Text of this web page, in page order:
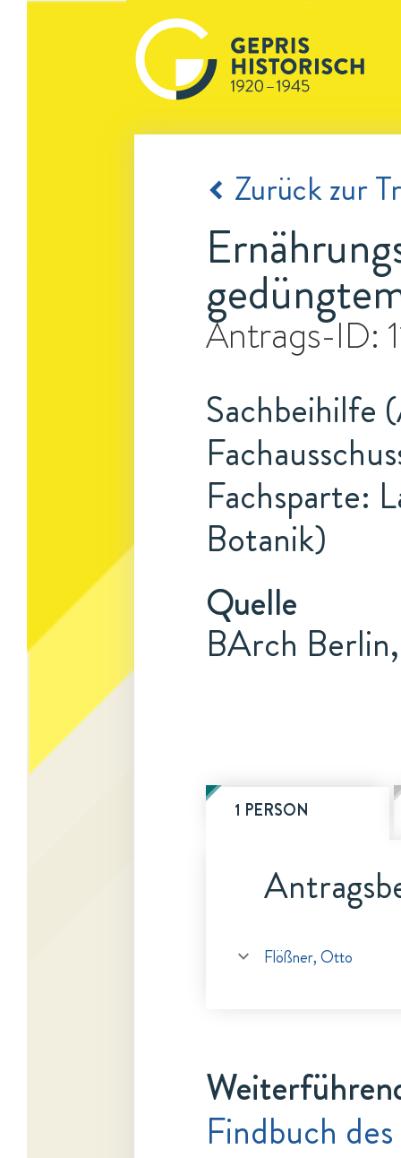
Zurück zur
Antrags-ID:
Sachbeihilfe
Fachsparte:
Botanik)
Quelle
BArch
1 PERSON
Flößner, Otto
Findbuch